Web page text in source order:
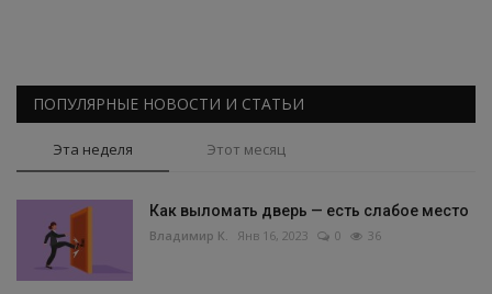
ПОПУЛЯРНЫЕ НОВОСТИ И СТАТЬИ
Эта неделя Этот месяц
Как выломать дверь — есть слабое место
Владимир К. Янв 16, 2023 0 36